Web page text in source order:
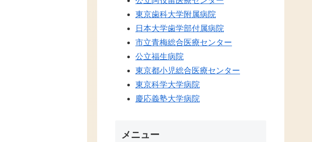
東京歯科大学附属病院
日本大学歯学部付属病院
市立青梅総合医療センター
公立福生病院
東京都小児総合医療センター
東京科学大学病院
慶応義塾大学病院
メニュー